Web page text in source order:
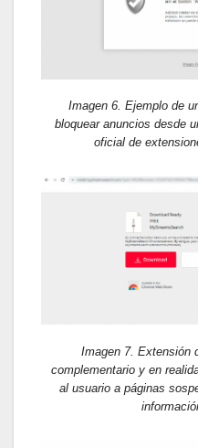
Imagen 6. Ejemplo de
bloquear anuncios desde
oficial de
Imagen 7. Extensión
complementario y en
al usuario a páginas